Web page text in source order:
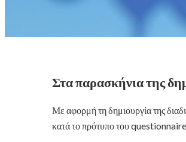
Στα παρασκήνια της
Με αφορμή τη δημιουργία της
κατά το πρότυπο του